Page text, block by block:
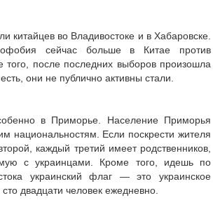
китайцев во Владивостоке и в Хабаровске.
сейчас больше в Китае против
после последних выборов произошла
они не публично активны стали.
в Приморье. Население Приморья
национальностям. Если поскрести жителя
каждый третий имеет родственников,
с украинцами. Кроме того, идешь по
украинский флаг — это украинское
двадцати человек ежедневно.